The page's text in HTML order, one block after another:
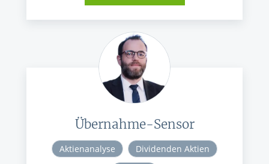
Übernahme-Sensor
Aktienanalyse
Dividenden Aktien